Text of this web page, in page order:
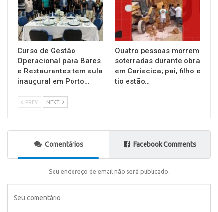
Curso de Gestão
Operacional para Bares
e Restaurantes tem aula
inaugural em Porto…
Quatro pessoas morrem
soterradas durante obra
em Cariacica; pai, filho e
tio estão…
PREV NEXT
Comentários Facebook Comments
Seu endereço de email não será publicado.